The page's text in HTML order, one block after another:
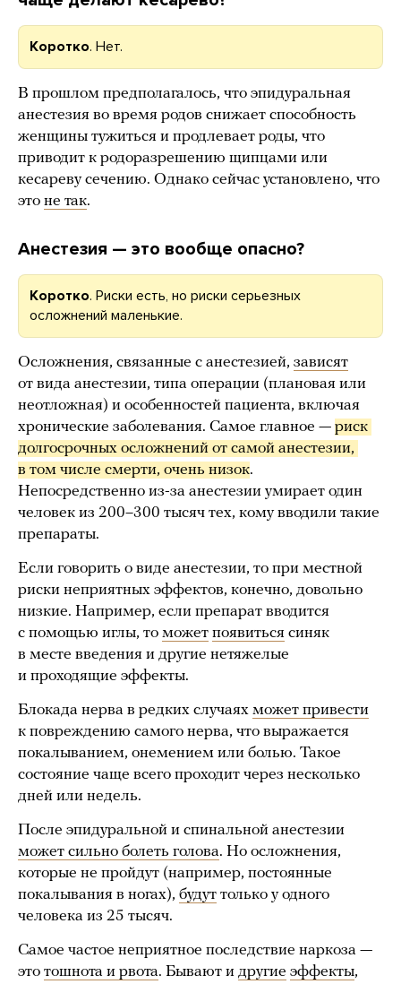
Коротко. Нет.
В прошлом предполагалось, что эпидуральная
анестезия во время родов снижает способность
женщины тужиться и продлевает роды, что
приводит к родоразрешению щипцами или
кесареву сечению. Однако сейчас установлено, что
это не так.
Анестезия — это вообще опасно?
Коротко. Риски есть, но риски серьезных
осложнений маленькие.
Осложнения, связанные с анестезией, зависят
от вида анестезии, типа операции (плановая или
неотложная) и особенностей пациента, включая
хронические заболевания. Самое главное — риск
долгосрочных осложнений от самой анестезии,
в том числе смерти, очень низок.
Непосредственно из-за анестезии умирает один
человек из 200–300 тысяч тех, кому вводили такие
препараты.
Если говорить о виде анестезии, то при местной
риски неприятных эффектов, конечно, довольно
низкие. Например, если препарат вводится
с помощью иглы, то может появиться синяк
в месте введения и другие нетяжелые
и проходящие эффекты.
Блокада нерва в редких случаях может привести
к повреждению самого нерва, что выражается
покалыванием, онемением или болью. Такое
состояние чаще всего проходит через несколько
дней или недель.
После эпидуральной и спинальной анестезии
может сильно болеть голова. Но осложнения,
которые не пройдут (например, постоянные
покалывания в ногах), будут только у одного
человека из 25 тысяч.
Самое частое неприятное последствие наркоза —
это тошнота и рвота. Бывают и другие эффекты,